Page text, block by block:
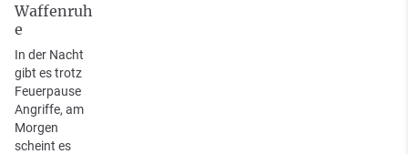
Waffenruh
e
In der Nacht
gibt es trotz
Feuerpause
Angriffe, am
Morgen
scheint es